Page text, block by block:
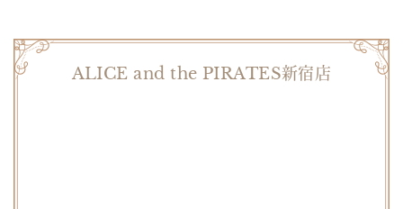
ALICE and the PIRATES新宿店